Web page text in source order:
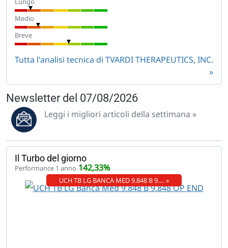
Medio
Breve
Tutta l'analisi tecnica di TVARDI THERAPEUTICS, INC.
Newsletter del 07/08/2026
Leggi i migliori articoli della settimana »
Il Turbo del giorno
Performance 1 anno 142,33%
UCH TB LG BANCA MED 9.848 B 9.… »